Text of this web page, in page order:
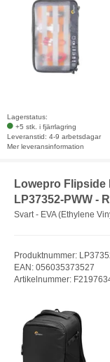
Lagerstatus:
+5 stk. i fjärrlagring
Leveranstid: 4-9 arbetsdagar
Mer leveransinformation
Lowepro Flipside
LP37352-PWW -
Svart - EVA (Ethylene
Produktnummer:
EAN: 056035373527
Artikelnummer: